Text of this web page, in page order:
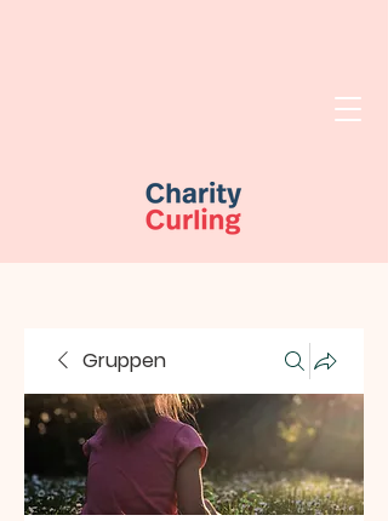
Gruppen